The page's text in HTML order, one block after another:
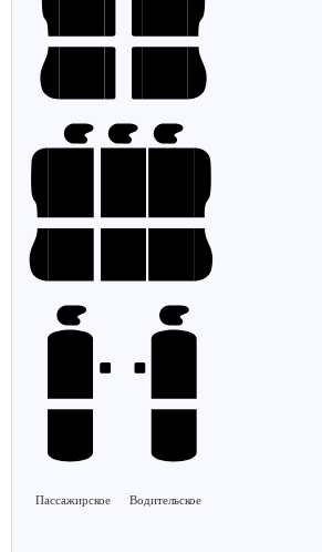
Пассажирское Водительское